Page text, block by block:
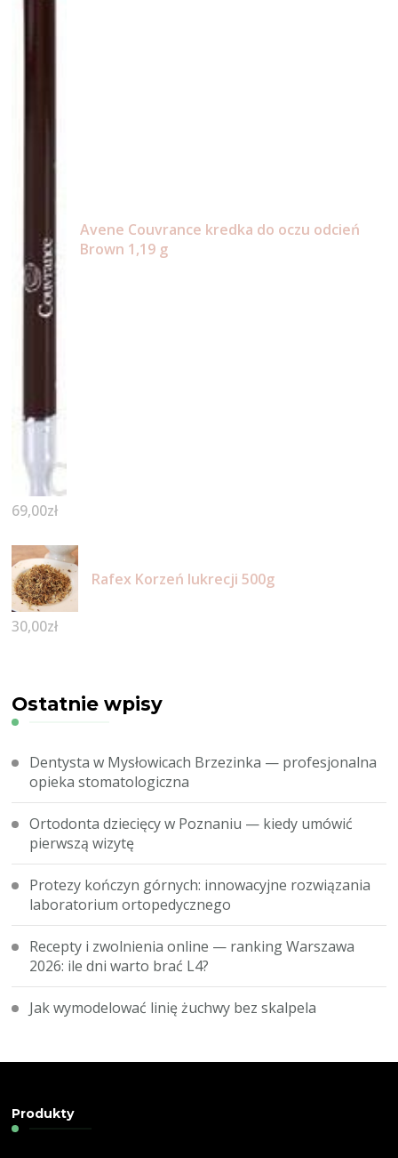
Avene Couvrance kredka do oczu odcień
Brown 1,19 g
69,00zł
Rafex Korzeń lukrecji 500g
30,00zł
Ostatnie wpisy
Dentysta w Mysłowicach Brzezinka — profesjonalna
opieka stomatologiczna
Ortodonta dziecięcy w Poznaniu — kiedy umówić
pierwszą wizytę
Protezy kończyn górnych: innowacyjne rozwiązania
laboratorium ortopedycznego
Recepty i zwolnienia online — ranking Warszawa
2026: ile dni warto brać L4?
Jak wymodelować linię żuchwy bez skalpela
Produkty